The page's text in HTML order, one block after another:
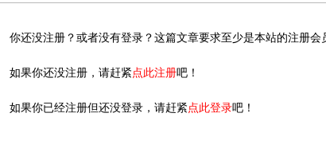
你还没注册？或者没有登录？这篇文章要求至少是本站的注册会
如果你还没注册，请赶紧点此注册吧！
如果你已经注册但还没登录，请赶紧点此登录吧！